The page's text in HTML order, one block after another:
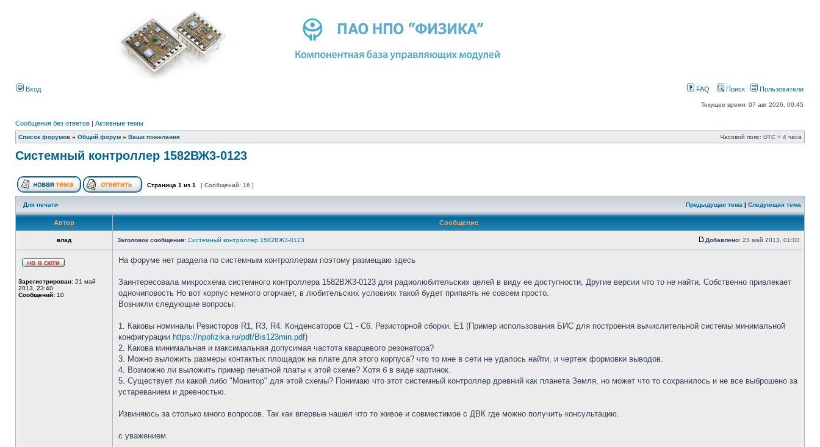
Вход FAQ Поиск Пользователи
Текущее время: 07 авг 2026, 00:45
Сообщения без ответов | Активные темы
Список форумов » Общий форум » Ваши пожелания Часовой пояс: UTC + 4 часа
Системный контроллер 1582ВЖ3-0123
Страница 1 из 1 [ Сообщений: 16 ]
Для печати Предыдущая тема | Следующая тема
Автор Сообщение
влад Заголовок сообщения: Системный контроллер 1582ВЖ3-0123 Добавлено: 23 май 2013, 01:03
Зарегистрирован: 21 май
2013, 23:40
Сообщений: 10
На форуме нет раздела по системным контроллерам поэтому размещаю здесь
Заинтересовала микросхема системного контроллера 1582ВЖ3-0123 для радиолюбительских целей в виду ее доступности, Другие версии что то не найти. Собственно привлекает
одночиповость Но вот корпус немного огорчает, в любительских условиях такой будет припаять не совсем просто.
Возникли следующие вопросы:
1. Каковы номиналы Резисторов R1, R3, R4. Конденсаторов C1 - C6. Резисторной сборки. Е1 (Пример использования БИС для построения вычислительной системы минимальной
конфигурации https://npofizika.ru/pdf/Bis123min.pdf)
2. Какова минимальная и максимальная допусимая частота кварцевого резонатора?
3. Можно выложить размеры контактых площадок на плате для этого корпуса? что то мне в сети не удалось найти, и чертеж формовки выводов.
4. Возможно ли выложить пример печатной платы к этой схеме? Хотя б в виде картинок.
5. Существует ли какой либо "Монитор" для этой схемы? Понимаю что этот системный контроллер древний как планета Земля, но может что то сохранилось и не все выброшено за
устареванием и древностью.
Извиняюсь за столько много вопросов. Так как впервые нашел что то живое и совместимое с ДВК где можно получить консультацию.
с уважением.